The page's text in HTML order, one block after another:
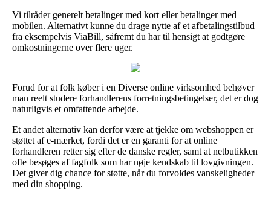
Vi tilråder generelt betalinger med kort eller betalinger med
mobilen. Alternativt kunne du drage nytte af et afbetalingstilbud
fra eksempelvis ViaBill, såfremt du har til hensigt at godtgøre
omkostningerne over flere uger.
Forud for at folk køber i en Diverse online virksomhed behøver
man reelt studere forhandlerens forretningsbetingelser, det er dog
naturligvis et omfattende arbejde.
Et andet alternativ kan derfor være at tjekke om webshoppen er
støttet af e-mærket, fordi det er en garanti for at online
forhandleren retter sig efter de danske regler, samt at netbutikken
ofte besøges af fagfolk som har nøje kendskab til lovgivningen.
Det giver dig chance for støtte, når du forvoldes vanskeligheder
med din shopping.